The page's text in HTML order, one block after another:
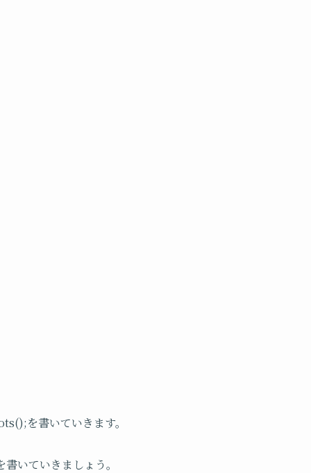
を書いていきます。
いていきましょう。